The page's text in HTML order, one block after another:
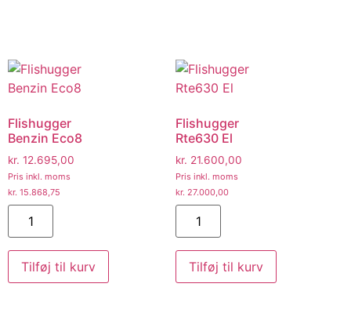
Flishugger
Benzin Eco8
kr. 12.695,00
Pris inkl. moms
kr. 15.868,75
Tilføj til kurv
Flishugger
Rte630 El
kr. 21.600,00
Pris inkl. moms
kr. 27.000,00
Tilføj til kurv